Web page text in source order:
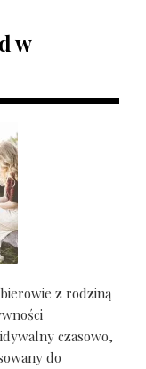
w
z rodziną
czasowo,
do